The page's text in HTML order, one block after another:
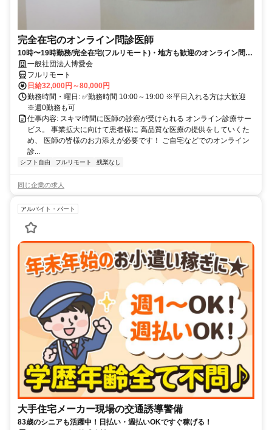
完全在宅のオンライン問診医師
10時〜19時勤務/完全在宅(フルリモート)・地方も歓迎のオンライン問診
業務一般社団法人博愛会
フルリモート
日給32,000円～80,000円
勤務時間・曜日: ✅勤務時間 10:00～19:00 ※平日入れる方は大歓迎
※週0勤務も可
仕事内容: スキマ時間に医師の診察が受けられる オンライン診療サー
ビス。 事業拡大に向けて患者様に 高品質な医療の提供をしていくた
め、 医師の皆様のお力添えが必要です！ ご自宅などでのオンライン
診...
シフト自由 フルリモート 残業なし
同じ企業の求人
アルバイト・パート
大手住宅メーカー現場の交通誘導警備
83歳のシニアも活躍中！日払い・週払いOKですぐ稼げる！